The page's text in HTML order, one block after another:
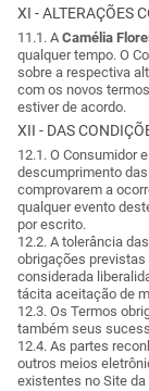
XI - ALTERAÇÕES
11.1. A Camélia
qualquer tempo. O
sobre a respectiva
com os novos
estiver de acordo.
XII - DAS
12.1. O Consumidor
descumprimento
comprovarem a
qualquer evento
por escrito.
12.2. A tolerância
obrigações
considerada
tácita aceitação de
12.3. Os Termos
também seus
12.4. As partes
outros meios
existentes no Site da